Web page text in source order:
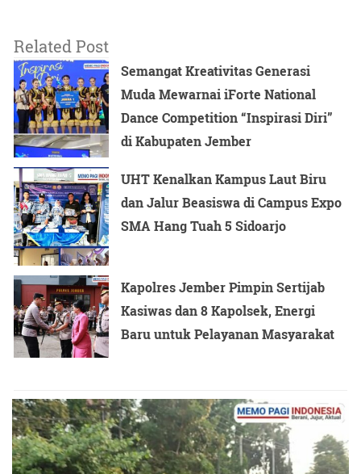
Related Post
Semangat Kreativitas Generasi
Muda Mewarnai iForte National
Dance Competition “Inspirasi Diri”
di Kabupaten Jember
UHT Kenalkan Kampus Laut Biru
dan Jalur Beasiswa di Campus Expo
SMA Hang Tuah 5 Sidoarjo
Kapolres Jember Pimpin Sertijab
Kasiwas dan 8 Kapolsek, Energi
Baru untuk Pelayanan Masyarakat